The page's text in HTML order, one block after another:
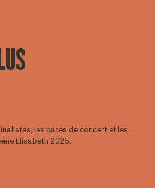
les dates de concert et les
Elisabeth 2025.